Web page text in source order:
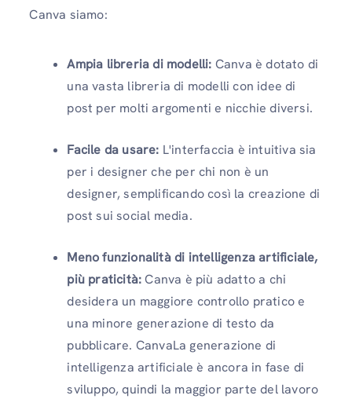
Canva siamo:
Ampia libreria di modelli: Canva è dotato di
una vasta libreria di modelli con idee di
post per molti argomenti e nicchie diversi.
Facile da usare: L'interfaccia è intuitiva sia
per i designer che per chi non è un
designer, semplificando così la creazione di
post sui social media.
Meno funzionalità di intelligenza artificiale,
più praticità:Canva è più adatto a chi
desidera un maggiore controllo pratico e
una minore generazione di testo da
pubblicare. CanvaLa generazione di
intelligenza artificiale è ancora in fase di
sviluppo, quindi la maggior parte del lavoro